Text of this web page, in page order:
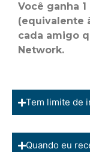
Você ganha
(equivalente
cada amigo
Network.
Tem limite de
Quando eu